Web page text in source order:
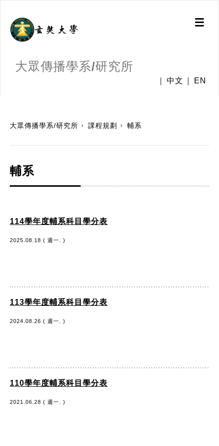
Toggle
大眾傳播學系/研究所
中文 EN
大眾傳播學系/研究所 課程規劃 輔系
輔系
114學年度輔系科目學分表
2025.08.18 ( 週一. )
113學年度輔系科目學分表
2024.08.26 ( 週一. )
110學年度輔系科目學分表
2021.06.28 ( 週一. )